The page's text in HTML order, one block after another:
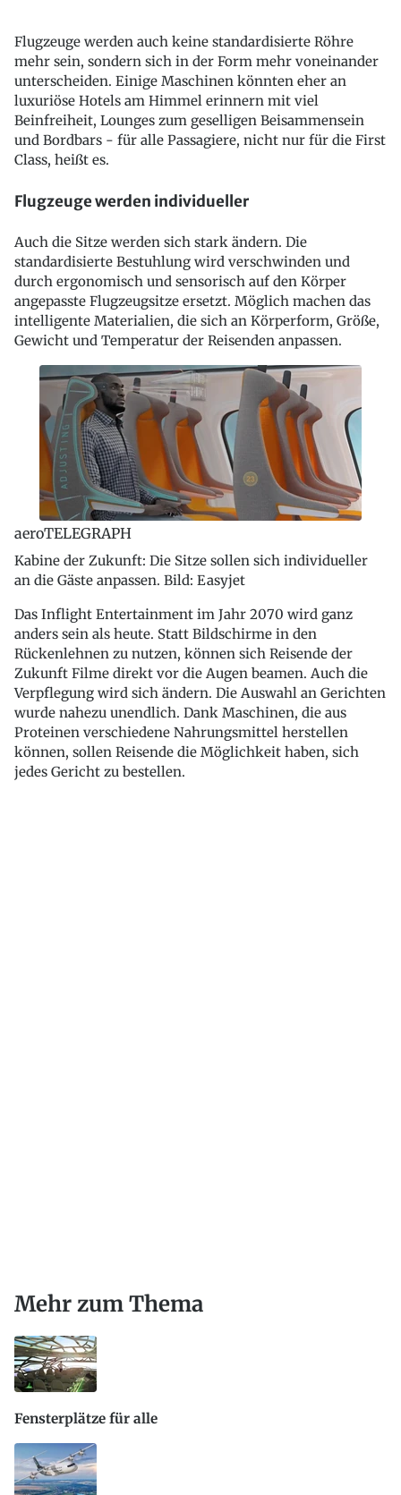
Flugzeuge werden auch keine standardisierte Röhre
mehr sein, sondern sich in der Form mehr voneinander
unterscheiden. Einige Maschinen könnten eher an
luxuriöse Hotels am Himmel erinnern mit viel
Beinfreiheit, Lounges zum geselligen Beisammensein
und Bordbars - für alle Passagiere, nicht nur für die First
Class, heißt es.
Flugzeuge werden individueller
Auch die Sitze werden sich stark ändern. Die
standardisierte Bestuhlung wird verschwinden und
durch ergonomisch und sensorisch auf den Körper
angepasste Flugzeugsitze ersetzt. Möglich machen das
intelligente Materialien, die sich an Körperform, Größe,
Gewicht und Temperatur der Reisenden anpassen.
aeroTELEGRAPH
Kabine der Zukunft: Die Sitze sollen sich individueller
an die Gäste anpassen. Bild: Easyjet
Das Inflight Entertainment im Jahr 2070 wird ganz
anders sein als heute. Statt Bildschirme in den
Rückenlehnen zu nutzen, können sich Reisende der
Zukunft Filme direkt vor die Augen beamen. Auch die
Verpflegung wird sich ändern. Die Auswahl an Gerichten
wurde nahezu unendlich. Dank Maschinen, die aus
Proteinen verschiedene Nahrungsmittel herstellen
können, sollen Reisende die Möglichkeit haben, sich
jedes Gericht zu bestellen.
Mehr zum Thema
Fensterplätze für alle